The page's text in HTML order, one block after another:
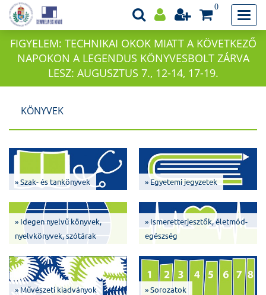
0
FIGYELEM: TECHNIKAI OKOK MIATT A KÖVETKEZŐ
NAPOKON A LEGENDUS KÖNYVESBOLT ZÁRVA
LESZ: AUGUSZTUS 7., 12-14, 17-19.
KÖNYVEK
» Szak- és tankönyvek » Egyetemi jegyzetek
» Idegen nyelvű könyvek,
nyelvkönyvek, szótárak
» Ismeretterjesztők, életmód-
egészség
» Művészeti kiadványok » Sorozatok